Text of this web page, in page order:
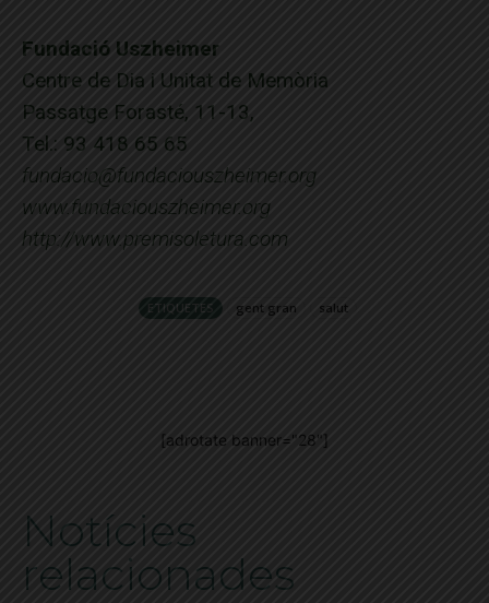
Fundació Uszheimer
Centre de Dia i Unitat de Memòria
Passatge Forasté, 11-13,
Tel.: 93 418 65 65
fundacio@fundaciouszheimer.org
www.fundaciouszheimer.org
http://www.premisoletura.com
ETIQUETES gent gran salut
[adrotate banner="28"]
Notícies
relacionades